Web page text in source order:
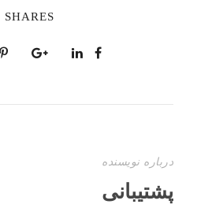
SHARES
درباره نویسنده
پشتیبانی